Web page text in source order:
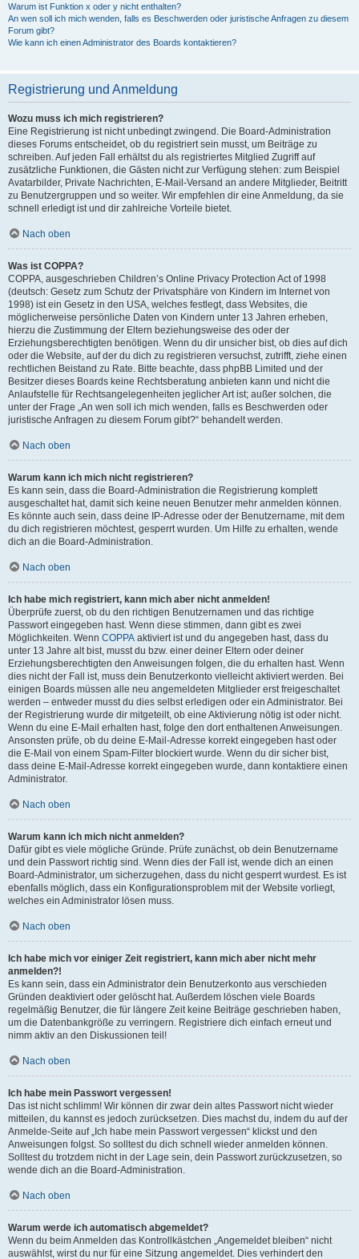
Warum ist Funktion x oder y nicht enthalten?
An wen soll ich mich wenden, falls es Beschwerden oder juristische Anfragen zu diesem
Forum gibt?
Wie kann ich einen Administrator des Boards kontaktieren?
Registrierung und Anmeldung
Wozu muss ich mich registrieren?
Eine Registrierung ist nicht unbedingt zwingend. Die Board-Administration
dieses Forums entscheidet, ob du registriert sein musst, um Beiträge zu
schreiben. Auf jeden Fall erhältst du als registriertes Mitglied Zugriff auf
zusätzliche Funktionen, die Gästen nicht zur Verfügung stehen: zum Beispiel
Avatarbilder, Private Nachrichten, E-Mail-Versand an andere Mitglieder, Beitritt
zu Benutzergruppen und so weiter. Wir empfehlen dir eine Anmeldung, da sie
schnell erledigt ist und dir zahlreiche Vorteile bietet.
Nach oben
Was ist COPPA?
COPPA, ausgeschrieben Children’s Online Privacy Protection Act of 1998
(deutsch: Gesetz zum Schutz der Privatsphäre von Kindern im Internet von
1998) ist ein Gesetz in den USA, welches festlegt, dass Websites, die
möglicherweise persönliche Daten von Kindern unter 13 Jahren erheben,
hierzu die Zustimmung der Eltern beziehungsweise des oder der
Erziehungsberechtigten benötigen. Wenn du dir unsicher bist, ob dies auf dich
oder die Website, auf der du dich zu registrieren versuchst, zutrifft, ziehe einen
rechtlichen Beistand zu Rate. Bitte beachte, dass phpBB Limited und der
Besitzer dieses Boards keine Rechtsberatung anbieten kann und nicht die
Anlaufstelle für Rechtsangelegenheiten jeglicher Art ist; außer solchen, die
unter der Frage „An wen soll ich mich wenden, falls es Beschwerden oder
juristische Anfragen zu diesem Forum gibt?“ behandelt werden.
Nach oben
Warum kann ich mich nicht registrieren?
Es kann sein, dass die Board-Administration die Registrierung komplett
ausgeschaltet hat, damit sich keine neuen Benutzer mehr anmelden können.
Es könnte auch sein, dass deine IP-Adresse oder der Benutzername, mit dem
du dich registrieren möchtest, gesperrt wurden. Um Hilfe zu erhalten, wende
dich an die Board-Administration.
Nach oben
Ich habe mich registriert, kann mich aber nicht anmelden!
Überprüfe zuerst, ob du den richtigen Benutzernamen und das richtige
Passwort eingegeben hast. Wenn diese stimmen, dann gibt es zwei
Möglichkeiten. Wenn COPPA aktiviert ist und du angegeben hast, dass du
unter 13 Jahre alt bist, musst du bzw. einer deiner Eltern oder deiner
Erziehungsberechtigten den Anweisungen folgen, die du erhalten hast. Wenn
dies nicht der Fall ist, muss dein Benutzerkonto vielleicht aktiviert werden. Bei
einigen Boards müssen alle neu angemeldeten Mitglieder erst freigeschaltet
werden – entweder musst du dies selbst erledigen oder ein Administrator. Bei
der Registrierung wurde dir mitgeteilt, ob eine Aktivierung nötig ist oder nicht.
Wenn du eine E-Mail erhalten hast, folge den dort enthaltenen Anweisungen.
Ansonsten prüfe, ob du deine E-Mail-Adresse korrekt eingegeben hast oder
die E-Mail von einem Spam-Filter blockiert wurde. Wenn du dir sicher bist,
dass deine E-Mail-Adresse korrekt eingegeben wurde, dann kontaktiere einen
Administrator.
Nach oben
Warum kann ich mich nicht anmelden?
Dafür gibt es viele mögliche Gründe. Prüfe zunächst, ob dein Benutzername
und dein Passwort richtig sind. Wenn dies der Fall ist, wende dich an einen
Board-Administrator, um sicherzugehen, dass du nicht gesperrt wurdest. Es ist
ebenfalls möglich, dass ein Konfigurationsproblem mit der Website vorliegt,
welches ein Administrator lösen muss.
Nach oben
Ich habe mich vor einiger Zeit registriert, kann mich aber nicht mehr
anmelden?!
Es kann sein, dass ein Administrator dein Benutzerkonto aus verschieden
Gründen deaktiviert oder gelöscht hat. Außerdem löschen viele Boards
regelmäßig Benutzer, die für längere Zeit keine Beiträge geschrieben haben,
um die Datenbankgröße zu verringern. Registriere dich einfach erneut und
nimm aktiv an den Diskussionen teil!
Nach oben
Ich habe mein Passwort vergessen!
Das ist nicht schlimm! Wir können dir zwar dein altes Passwort nicht wieder
mitteilen, du kannst es jedoch zurücksetzen. Dies machst du, indem du auf der
Anmelde-Seite auf „Ich habe mein Passwort vergessen“ klickst und den
Anweisungen folgst. So solltest du dich schnell wieder anmelden können.
Solltest du trotzdem nicht in der Lage sein, dein Passwort zurückzusetzen, so
wende dich an die Board-Administration.
Nach oben
Warum werde ich automatisch abgemeldet?
Wenn du beim Anmelden das Kontrollkästchen „Angemeldet bleiben“ nicht
auswählst, wirst du nur für eine Sitzung angemeldet. Dies verhindert den